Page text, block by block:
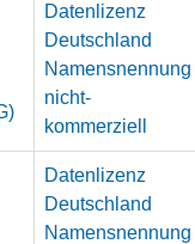
Datenlizenz
Deutschland
Namensnennung
nicht-
kommerziell
Datenlizenz
Deutschland
Namensnennung